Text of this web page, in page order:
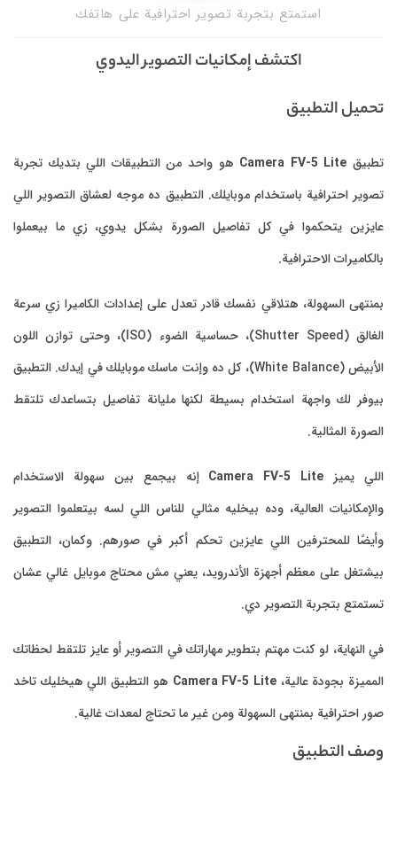
استمتع بتجربة تصوير احترافية على هاتفك
اكتشف إمكانيات التصوير اليدوي
تحميل التطبيق
تطبيق Camera FV-5 Lite هو واحد من التطبيقات اللي بتديك تجربة
تصوير احترافية باستخدام موبايلك. التطبيق ده موجه لعشاق التصوير اللي
عايزين يتحكموا في كل تفاصيل الصورة بشكل يدوي، زي ما بيعملوا
بالكاميرات الاحترافية.
بمنتهى السهولة، هتلاقي نفسك قادر تعدل على إعدادات الكاميرا زي سرعة
الغالق (Shutter Speed)، حساسية الضوء (ISO)، وحتى توازن اللون
الأبيض (White Balance)، كل ده وإنت ماسك موبايلك في إيدك. التطبيق
بيوفر لك واجهة استخدام بسيطة لكنها مليانة تفاصيل بتساعدك تلتقط
الصورة المثالية.
اللي يميز Camera FV-5 Lite إنه بيجمع بين سهولة الاستخدام
والإمكانيات العالية، وده بيخليه مثالي للناس اللي لسه بيتعلموا التصوير
وأيضًا للمحترفين اللي عايزين تحكم أكبر في صورهم. وكمان، التطبيق
بيشتغل على معظم أجهزة الأندرويد، يعني مش محتاج موبايل غالي عشان
تستمتع بتجربة التصوير دي.
في النهاية، لو كنت مهتم بتطوير مهاراتك في التصوير أو عايز تلتقط لحظاتك
المميزة بجودة عالية،Camera FV-5 Lite هو التطبيق اللي هيخليك تاخد
صور احترافية بمنتهى السهولة ومن غير ما تحتاج لمعدات غالية.
وصف التطبيق